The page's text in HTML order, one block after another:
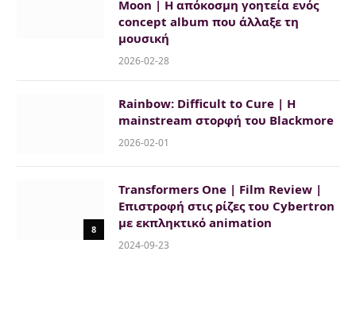
Moon | Η απόκοσμη γοητεία ενός
concept album που άλλαξε τη
μουσική
2026-02-28
Rainbow: Difficult to Cure | H
mainstream στορφή του Blackmore
2026-02-01
8
Transformers One | Film Review |
Επιστροφή στις ρίζες του Cybertron
με εκπληκτικό animation
2024-09-23